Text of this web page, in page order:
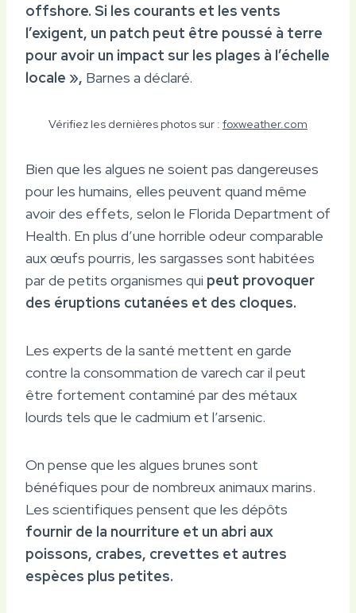
offshore. Si les courants et les vents
l’exigent, un patch peut être poussé à terre
pour avoir un impact sur les plages à l’échelle
locale », Barnes a déclaré.
Vérifiez les dernières photos sur : foxweather.com
Bien que les algues ne soient pas dangereuses
pour les humains, elles peuvent quand même
avoir des effets, selon le Florida Department of
Health. En plus d’une horrible odeur comparable
aux œufs pourris, les sargasses sont habitées
par de petits organismes qui peut provoquer
des éruptions cutanées et des cloques.
Les experts de la santé mettent en garde
contre la consommation de varech car il peut
être fortement contaminé par des métaux
lourds tels que le cadmium et l’arsenic.
On pense que les algues brunes sont
bénéfiques pour de nombreux animaux marins.
Les scientifiques pensent que les dépôts
fournir de la nourriture et un abri aux
poissons, crabes, crevettes et autres
espèces plus petites.